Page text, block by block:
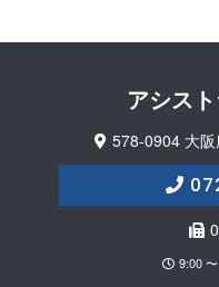
アシスト
578-0904 大
9:00